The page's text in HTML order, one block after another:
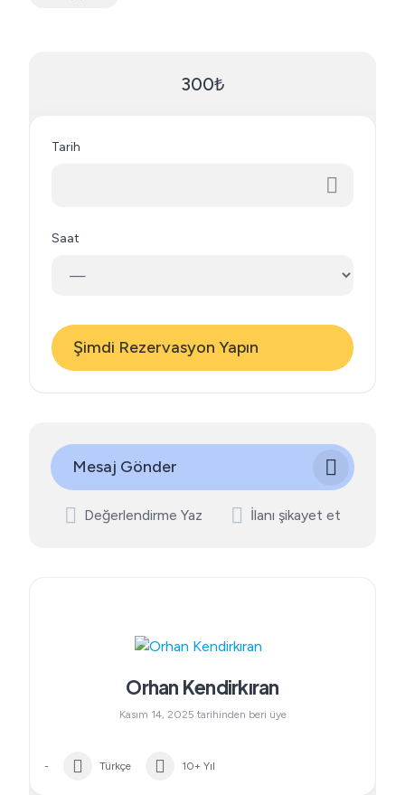
300₺
Tarih
Saat
Şimdi Rezervasyon Yapın
Mesaj Gönder
Değerlendirme Yaz İlanı şikayet et
Orhan Kendirkıran
Kasım 14, 2025 tarihinden beri üye
- Türkçe 10+ Yıl